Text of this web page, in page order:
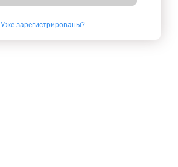
Уже зарегистрированы?